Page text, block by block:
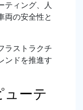
ティング、人
両の安全性と
ラストラクチ
ンドを推進す
ーテ